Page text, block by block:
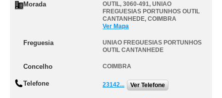
Morada OUTIL, 3060-491, UNIAO
FREGUESIAS PORTUNHOS OUTIL
CANTANHEDE, COIMBRA
Ver Mapa
Freguesia
UNIAO FREGUESIAS PORTUNHOS
OUTIL CANTANHEDE
Concelho COIMBRA
Telefone 23142... Ver Telefone